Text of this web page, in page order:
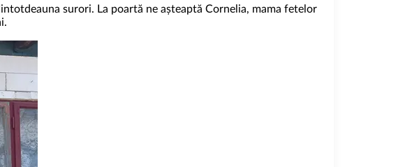
surori. La poartă ne așteaptă Cornelia, mama fetelor